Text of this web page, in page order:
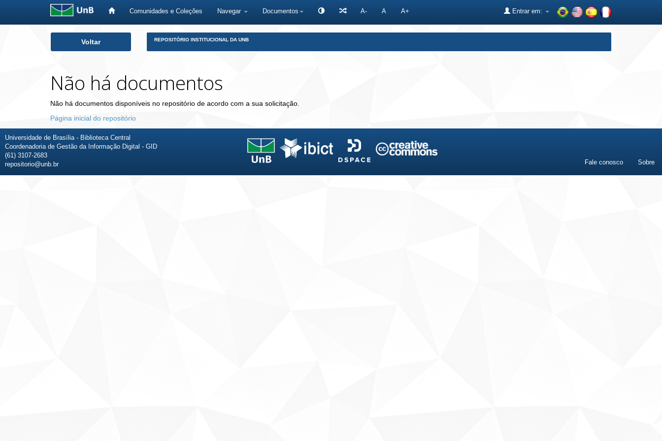
Comunidades e Coleções Navegar Documentos A- A A+ Entrar em:
Voltar REPOSITÓRIO INSTITUCIONAL DA UNB
Não há documentos
Não há documentos disponíveis no repositório de acordo com a sua solicitação.
Página inicial do repositório
Universidade de Brasília - Biblioteca Central
Coordenadoria de Gestão da Informação Digital - GID
(61) 3107-2683
repositorio@unb.br
Fale conosco Sobre